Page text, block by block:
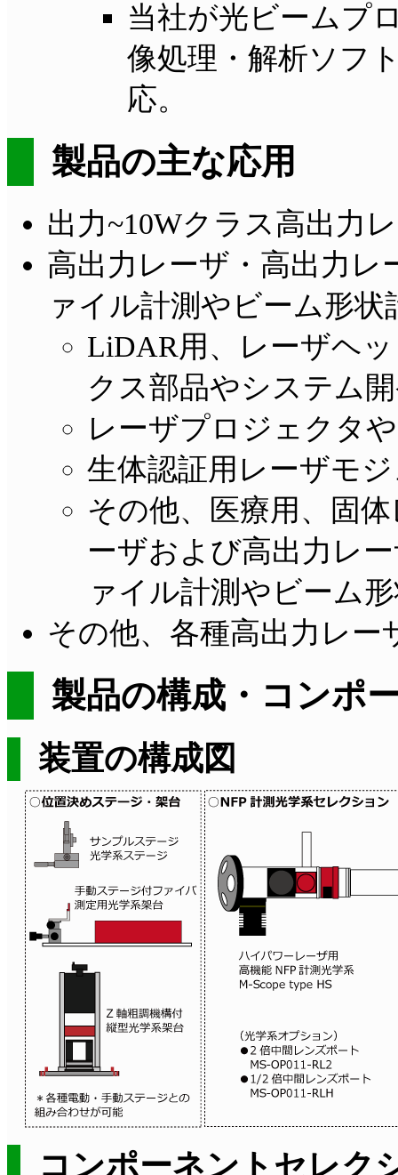
当社が光ビームプ
像処理・解析ソフ
応。
製品の主な応用
出力~10Wクラス高出力
高出力レーザ・高出力
ァイル計測やビーム形状
LiDAR用、レーザヘ
クス部品やシステム
レーザプロジェクタ
生体認証用レーザモ
その他、医療用、固
ーザおよび高出力レ
ァイル計測やビーム
その他、各種高出力レ
製品の構成・コンポ
装置の構成図
コンポーネントセレク